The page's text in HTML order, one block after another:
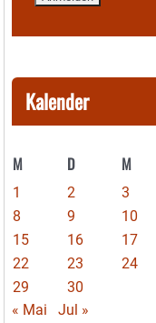
Kalender
M D M
1 2 3
8
9 10
15
16 17
22
23 24
29
30
« Mai
Jul »